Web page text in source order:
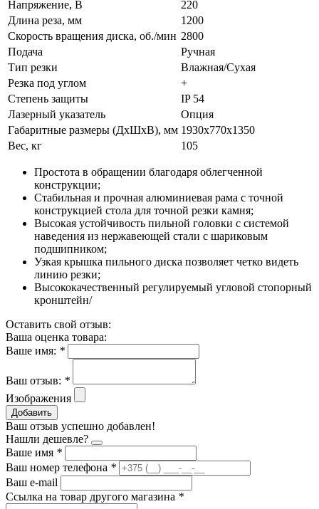
Напряжение, В
220
Длина реза, мм
1200
Скорость вращения диска, об./мин 2800
Подача
Ручная
Тип резки
Влажная/Сухая
Резка под углом
+
Степень защиты
IP 54
Лазерный указатель
Опция
Габаритные размеры (ДхШхВ), мм 1930х770х1350
Вес, кг
105
Простота в обращении благодаря облегченной
конструкции;
Стабильная и прочная алюминиевая рама с точной
конструкцией стола для точной резки камня;
Высокая устойчивость пильной головки с системой
наведения из нержавеющей стали с шариковым
подшипником;
Узкая крышка пильного диска позволяет четко видеть
линию резки;
Высококачественный регулируемый угловой стопорный
кронштейн/
Оставить свой отзыв:
Ваша оценка товара:
Ваше имя: *
Ваш отзыв: *
Изображения
Добавить
Ваш отзыв успешно добавлен!
Нашли дешевле?
Ваше имя *
Ваш номер телефона *
Ваш e-mail
Ссылка на товар другого магазина *